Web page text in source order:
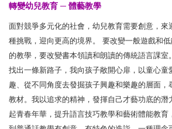
轉變幼兒教育 ─ 體藝教學
面對競爭多元化的社會，幼兒教育需要創意，來
種挑戰，迎向更高的境界。 要改變一般遊戲和
的教學，要改變書本領讀和朗讀的傳統語言課室
找出一條新路子，我向孩子敞開心扉，以童心童
趣、從不同角度去發掘孩子興趣和樂趣的層面，
教材。我以追求的精神，發揮自己才藝功底的潛
起青春年華，提升語言技巧教學和藝術體能教育